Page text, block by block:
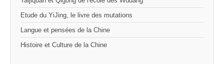
Etude du YiJing, le livre des mutations
Langue et pensées de la Chine
Histoire et Culture de la Chine